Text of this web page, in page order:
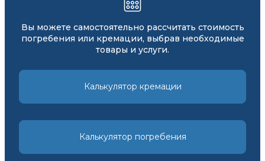
Вы можете самостоятельно рассчитать стоимость
погребения или кремации, выбрав необходимые
товары и услуги.
Калькулятор кремации
Калькулятор погребения